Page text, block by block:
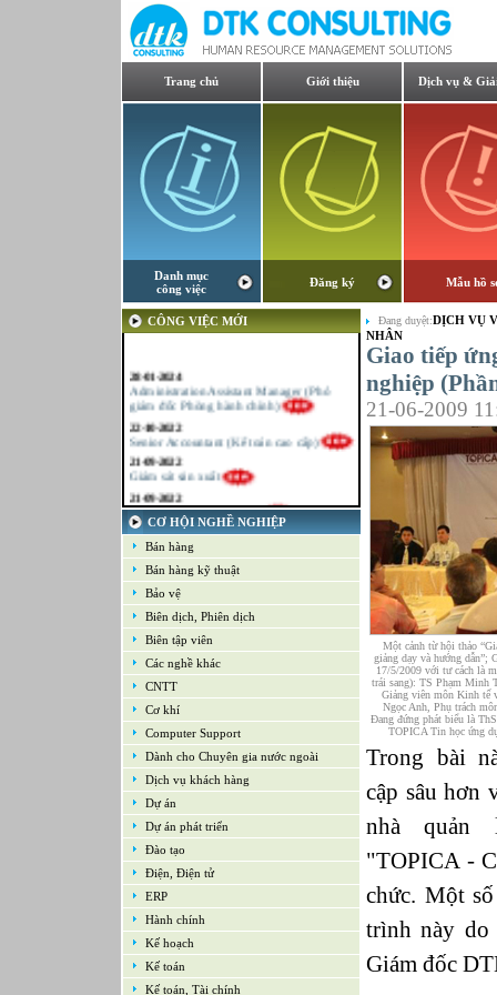
Trang chủ Giới thiệu Dịch vụ &
Danh mục
công việc
Đăng ký Mẫu hồ
CÔNG VIỆC MỚI
Administration Assistant Manager (Phó
giám đốc Phòng hành chính)
22-10-2022
Senior Accountant (Kế toán cao cấp)
21-09-2022
Giám sát sản xuất
21-09-2022
Kế toán tổng hợp – Thuế
16-09-2022
Nhân viên cao cấp NPD - Phát triển sản
phẩm mới
16-09-2022
Giám sát Mua hàng
16-09-2022
Chuyên viên CNTT /Bộ phận Hỗ trợ & Hệ
thống
16-09-2022
Trưởng bộ phận Kho
CƠ HỘI NGHỀ NGHIỆP
Bán hàng
Bán hàng kỹ thuật
Bảo vệ
Biên dịch, Phiên dịch
Biên tập viên
Các nghề khác
CNTT
Cơ khí
Computer Support
Dành cho Chuyên gia nước ngoài
Dịch vụ khách hàng
Dự án
Dự án phát triển
Đào tạo
Điện, Điện tử
ERP
Hành chính
Kế hoạch
Kế toán
Kế toán, Tài chính
Đang duyệt:DỊCH VỤ
NHÂN
Giao tiếp
nghiệp
21-06-2009
Một cảnh từ hội thảo
giảng dạy và hướng dẫn”;
17/5/2009 với tư cách là
trái sang): TS Phạm Minh
Giảng viên môn Kinh tế
Ngọc Anh, Phụ trách
Đang đứng phát biểu là
TOPICA Tin học ứng
Trong bài
cập sâu hơn
nhà quản
"TOPICA -
chức. Một
trình này do
Giám đốc